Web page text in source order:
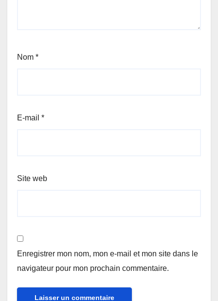
Nom *
E-mail *
Site web
Enregistrer mon nom, mon e-mail et mon site dans le
navigateur pour mon prochain commentaire.